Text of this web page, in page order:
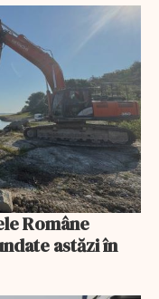
Române
astăzi în